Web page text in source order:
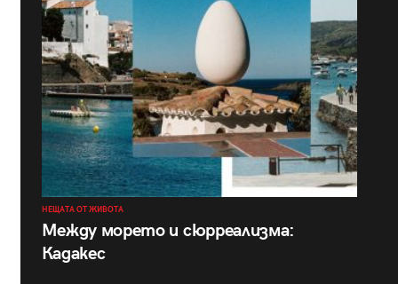
НЕЩАТА ОТ ЖИВОТА
Между морето и сюрреализма:
Кадакес